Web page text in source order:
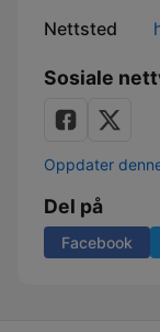
Nettsted
Sosiale
Oppdater
Del på
Facebook